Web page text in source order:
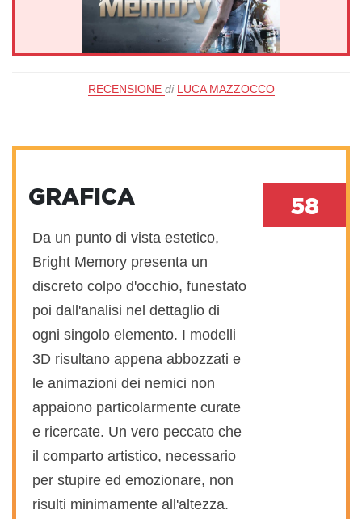
RECENSIONE di LUCA MAZZOCCO
GRAFICA
Da un punto di vista estetico,
Bright Memory presenta un
discreto colpo d'occhio, funestato
poi dall'analisi nel dettaglio di
ogni singolo elemento. I modelli
3D risultano appena abbozzati e
le animazioni dei nemici non
appaiono particolarmente curate
e ricercate. Un vero peccato che
il comparto artistico, necessario
per stupire ed emozionare, non
risulti minimamente all'altezza.
58